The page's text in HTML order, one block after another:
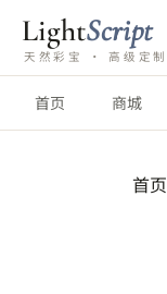
LightScript
天然彩宝 · 高级定制
首页 商城
首页